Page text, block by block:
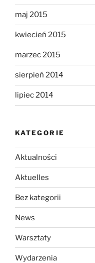
maj 2015
kwiecień 2015
marzec 2015
sierpień 2014
lipiec 2014
KATEGORIE
Aktualności
Aktuelles
Bez kategorii
News
Warsztaty
Wydarzenia